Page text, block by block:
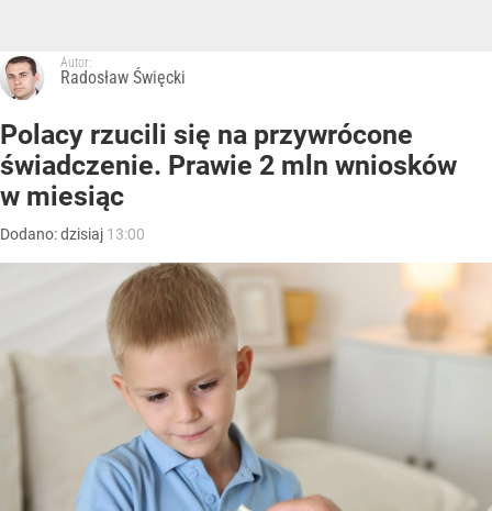
Autor:
Radosław Święcki
Polacy rzucili się na przywrócone
świadczenie. Prawie 2 mln wniosków
w miesiąc
Dodano:dzisiaj 13:00